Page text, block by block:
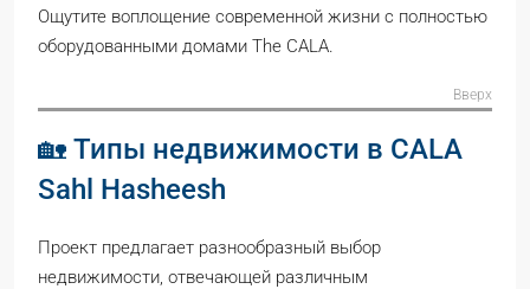
Ощутите воплощение современной жизни с полностью
оборудованными домами The CALA.
Вверх
🏡 Типы недвижимости в CALA
Sahl Hasheesh
Проект предлагает разнообразный выбор
недвижимости, отвечающей различным